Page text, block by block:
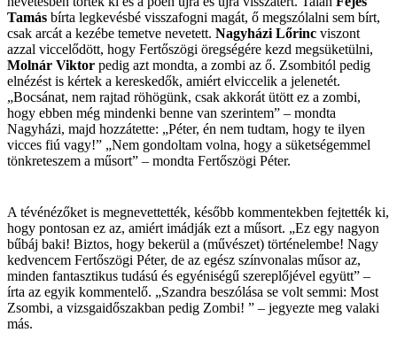
Tamás bírta legkevésbé visszafogni magát, ő megszólalni sem bírt,
csak arcát a kezébe temetve nevetett. Nagyházi Lőrinc viszont
azzal viccelődött, hogy Fertőszögi öregségére kezd megsüketülni,
Molnár Viktor pedig azt mondta, a zombi az ő. Zsombitól pedig
elnézést is kértek a kereskedők, amiért elviccelik a jelenetét.
„Bocsánat, nem rajtad röhögünk, csak akkorát ütött ez a zombi,
hogy ebben még mindenki benne van szerintem” – mondta
Nagyházi, majd hozzátette: „Péter, én nem tudtam, hogy te ilyen
vicces fiú vagy!” „Nem gondoltam volna, hogy a süketségemmel
tönkreteszem a műsort” – mondta Fertőszögi Péter.
A tévénézőket is megnevettették, később kommentekben fejtették ki,
hogy pontosan ez az, amiért imádják ezt a műsort. „Ez egy nagyon
bűbáj baki! Biztos, hogy bekerül a (művészet) történelembe! Nagy
kedvencem Fertőszögi Péter, de az egész színvonalas műsor az,
minden fantasztikus tudású és egyéniségű szereplőjével együtt” –
írta az egyik kommentelő. „Szandra beszólása se volt semmi: Most
Zsombi, a vizsgaidőszakban pedig Zombi! ” – jegyezte meg valaki
más.